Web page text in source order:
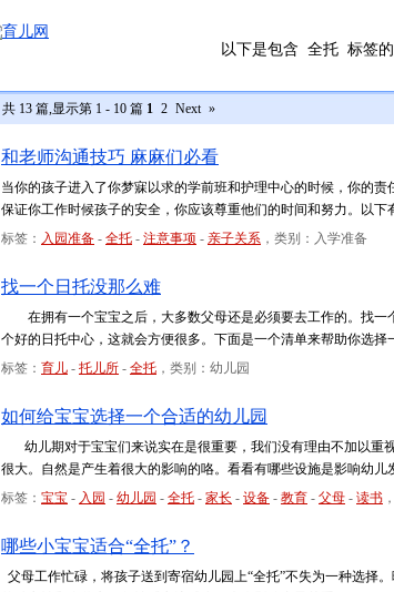
以下是包含 全托 标签的
共 13 篇,显示第 1 - 10 篇 1 2 Next »
和老师沟通技巧 麻麻们必看
当你的孩子进入了你梦寐以求的学前班和护理中心的时候，你的
保证你工作时候孩子的安全，你应该尊重他们的时间和努力。以下
标签： 入园准备 - 全托 - 注意事项 - 亲子关系 ，类别：入学准备
找一个日托没那么难
在拥有一个宝宝之后，大多数父母还是必须要去工作的。找一
个好的日托中心，这就会方便很多。下面是一个清单来帮助你选择
标签： 育儿 - 托儿所 - 全托 ，类别：幼儿园
如何给宝宝选择一个合适的幼儿园
幼儿期对于宝宝们来说实在是很重要，我们没有理由不加以重
很大。自然是产生着很大的影响的咯。看看有哪些设施是影响幼儿
标签： 宝宝 - 入园 - 幼儿园 - 全托 - 家长 - 设备 - 教育 - 父母 - 读书
哪些小宝宝适合“全托”？
父母工作忙碌，将孩子送到寄宿幼儿园上“全托”不失为一种选择